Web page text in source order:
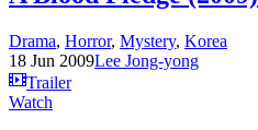
Drama, Horror, Mystery, Korea
18 Jun 2009Lee Jong-yong
Trailer
Watch